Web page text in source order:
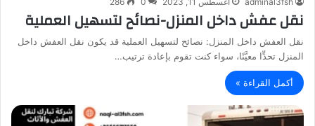
نقل عفش داخل المنزل-نصائح لتسهيل العملية
نقل العفش داخل المنزل: نصائح لتسهيل العملية قد يكون نقل العفش داخل
المنزل تحدٍّا معيَّنًا، سواء كنت تقوم بإعادة ترتيب…
أكمل القراءة »